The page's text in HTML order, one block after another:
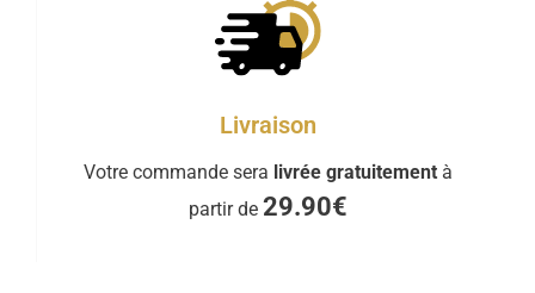
Livraison
Votre commande sera livrée gratuitement à
partir de 29.90€